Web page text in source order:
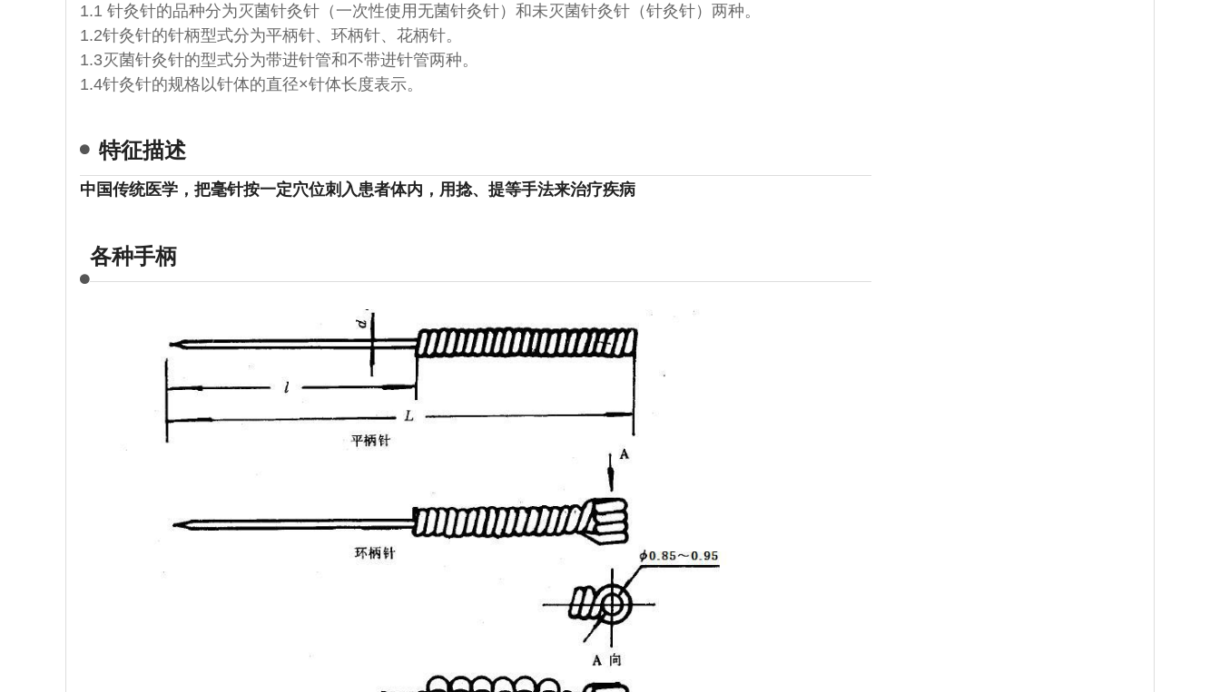
1.1 针灸针的品种分为灭菌针灸针（一次性使用无菌针灸针）和未灭菌针灸针（针灸针）两种。
1.2针灸针的针柄型式分为平柄针、环柄针、花柄针。
1.3灭菌针灸针的型式分为带进针管和不带进针管两种。
1.4针灸针的规格以针体的直径×针体长度表示。
特征描述
中国传统医学，把毫针按一定穴位刺入患者体内，用捻、提等手法来治疗疾病
各种手柄